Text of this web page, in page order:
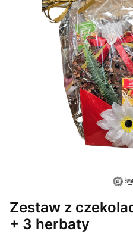
Zestaw z
+ 3 herbaty